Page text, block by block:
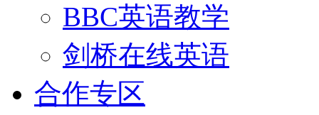
BBC英语教学
剑桥在线英语
合作专区